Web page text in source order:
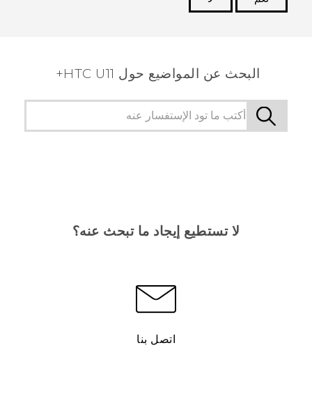
البحث عن المواضيع حول HTC U11+
لا تستطيع إيجاد ما تبحث عنه؟
اتصل بنا